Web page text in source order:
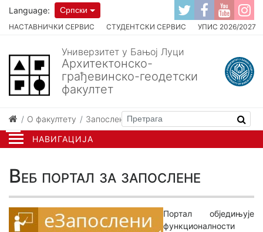
НАВИГАЦИЈА
НАСТАВНИЧКИ СЕРВИС СТУДЕНТСКИ СЕРВИС УПИС 2026/2027
Language: Српски
Универзитет у Бањој Луци
Архитектонско-
грађевинско-геодетски
факултет
О факултету Запослени Веб портал за запослене
Веб портал за запослене
Портал обједињује
функционалности